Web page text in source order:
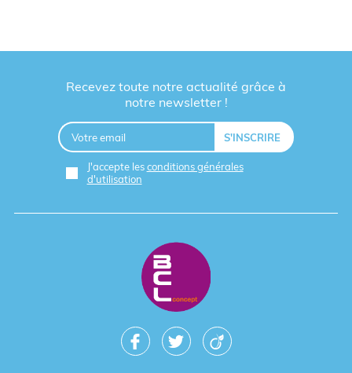
Recevez toute notre actualité grâce à
notre newsletter !
J'accepte lesconditions générales
d'utilisation